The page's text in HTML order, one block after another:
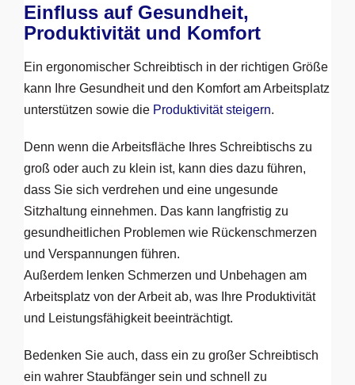
Einfluss auf Gesundheit,
Produktivität und Komfort
Ein ergonomischer Schreibtisch in der richtigen Größe
kann Ihre Gesundheit und den Komfort am Arbeitsplatz
unterstützen sowie die Produktivität steigern.
Denn wenn die Arbeitsfläche Ihres Schreibtischs zu
groß oder auch zu klein ist, kann dies dazu führen,
dass Sie sich verdrehen und eine ungesunde
Sitzhaltung einnehmen. Das kann langfristig zu
gesundheitlichen Problemen wie Rückenschmerzen
und Verspannungen führen.
Außerdem lenken Schmerzen und Unbehagen am
Arbeitsplatz von der Arbeit ab, was Ihre Produktivität
und Leistungsfähigkeit beeinträchtigt.
Bedenken Sie auch, dass ein zu großer Schreibtisch
ein wahrer Staubfänger sein und schnell zu